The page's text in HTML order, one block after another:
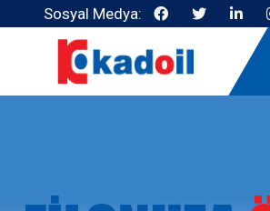
Sosyal Medya: